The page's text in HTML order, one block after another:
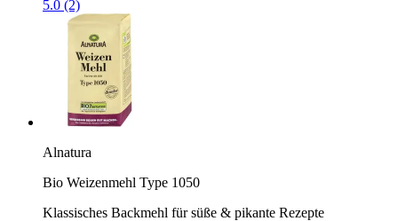
5.0 (2)
Alnatura
Bio Weizenmehl Type 1050
Klassisches Backmehl für süße & pikante Rezepte